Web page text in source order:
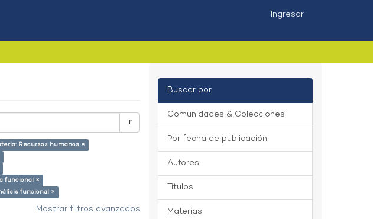
Ingresar
Ir
Recursos humanos ×
funcional ×
funcional ×
Mostrar filtros avanzados
Buscar por
Comunidades & Colecciones
Por fecha de publicación
Autores
Títulos
Materias